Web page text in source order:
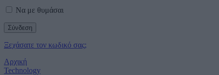
Να με θυμάσαι
Ξεχάσατε τον κωδικό σας;
Αρχική
Technology